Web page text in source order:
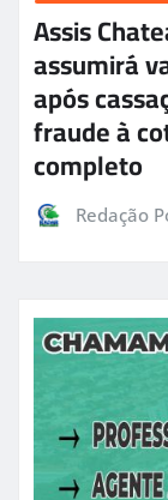
Assis
assumirá
após
fraude à
completo
Redação